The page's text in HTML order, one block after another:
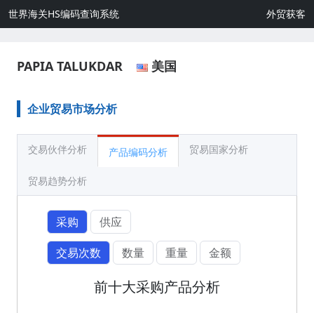
世界海关HS编码查询系统 外贸获客
PAPIA TALUKDAR 美国
企业贸易市场分析
交易伙伴分析 产品编码分析 贸易国家分析
贸易趋势分析
采购
供应
交易次数
数量 重量 金额
前十大采购产品分析